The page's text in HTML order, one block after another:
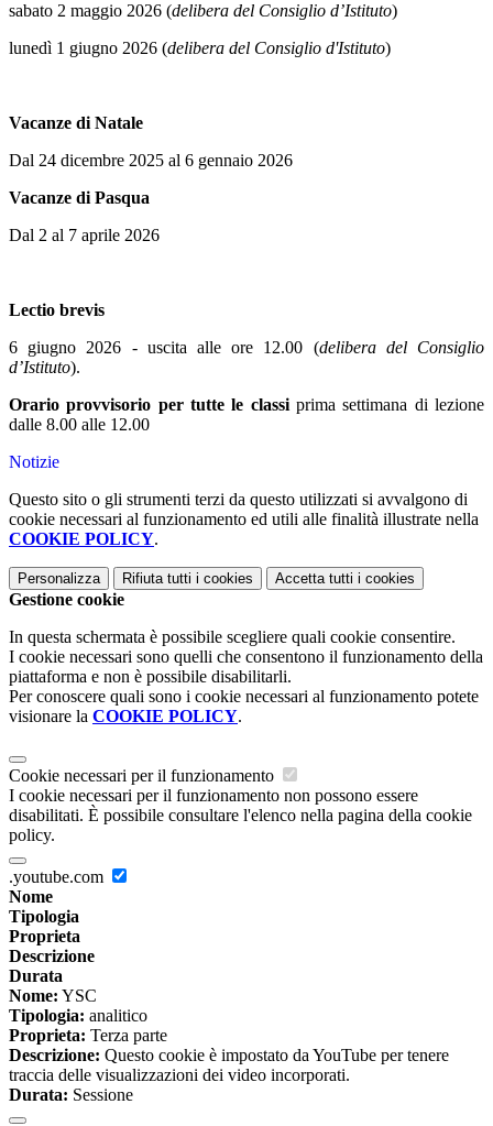
sabato 2 maggio 2026 (delibera del Consiglio d’Istituto)
lunedì 1 giugno 2026 (delibera del Consiglio d'Istituto)
Vacanze di Natale
Dal 24 dicembre 2025 al 6 gennaio 2026
Vacanze di Pasqua
Dal 2 al 7 aprile 2026
Lectio brevis
6 giugno 2026 - uscita alle ore 12.00 (delibera del Consiglio
d’Istituto).
Orario provvisorio per tutte le classi prima settimana di lezione
dalle 8.00 alle 12.00
Notizie
Questo sito o gli strumenti terzi da questo utilizzati si avvalgono di
cookie necessari al funzionamento ed utili alle finalità illustrate nella
COOKIE POLICY.
Personalizza Rifiuta tutti i cookies Accetta tutti i cookies
Gestione cookie
In questa schermata è possibile scegliere quali cookie consentire.
I cookie necessari sono quelli che consentono il funzionamento della
piattaforma e non è possibile disabilitarli.
Per conoscere quali sono i cookie necessari al funzionamento potete
visionare la COOKIE POLICY.
Cookie necessari per il funzionamento
I cookie necessari per il funzionamento non possono essere
disabilitati. È possibile consultare l'elenco nella pagina della cookie
policy.
.youtube.com
Nome
Tipologia
Proprieta
Descrizione
Durata
Nome: YSC
Tipologia: analitico
Proprieta: Terza parte
Descrizione: Questo cookie è impostato da YouTube per tenere
traccia delle visualizzazioni dei video incorporati.
Durata: Sessione